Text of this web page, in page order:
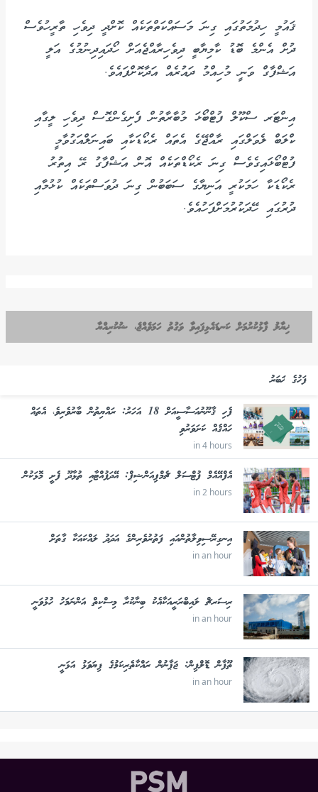
ޤައުމީ ހިދުމަތުގައި ގިނަ މަސައްކަތްތަކެއް ކޮށްދީ ދިވެހި ތާރީހުވެސް
ދުށް އެންމެ ބޮޑު ކާމިޔާބީ ދިވެހިރާއްޖެއަށް ހޯދައިދިނުމުގެ އަލީ
އަޝްފާގް ވަނީ މުހިއްމު ދައުރެއް އަދާކޮށްފައެވެ.
އިންޓަރ ސްކޫލް ފުޓްބޯޅަ މުބާރާތުން ފެށިގެންގޮސް ދިވެހި ލީގާއި
ކްލަބް ލެވަލްގައި ރާއްޖޭގެ އެތައް ރެކޯޑަކާއި ބައިނަލްއަގުވާމީ
ފުޓްބޯޅައިގެވެސް ގިނަ ރެކޯޑްތަކެއް އޮން އަޝްފާގު ރޭ އިތުރު
ރެކޯޑަކާ ހަމަކުރީ އަނިޔާގެ ސަބަބުން ގިނަ ދުވަސްތަކެއް ކުޅުމާއި
ދުރުގައި ހޭދަކުރުމަށްފަހުއެވެ.
ޚިޔާލު ފާޅުކުރުމަށް ކަނޑައެޅިފައިވާ ވަގުތު ހަމަވެއްޖެ، ޝުކުރިއްޔާ
ފަހުގެ ޚަބަރު
ފެހި ޤާނޫނުއަސާސީއަށް 18 އަހަރު: ރައްޔިތުން ބާރުވެރިވެ، އެތައް
ހައްޤެއް ކަށަވަރުވި
in 4 hours
އެފްއޭއެމް ފުޓްސަލް ޗެމްޕިއަންޝިޕް: އޭދަފުއްޓާއި ތުޅާދޫ ފެށީ މޮޅަކުން
in 2 hours
އިނގިރޭސިވިލާތުންއައި ފަތުރުވެރިންގެ އަދަދު ލައްކައަކާ ގާތަށް
in an hour
ރިސަރޗް ލައިބްރަރީއަކާއެކު ބިނާކުރާ މިސްކިތް އަންނަމަހު ހުޅުވަނީ
in an hour
ތޫފާން ޑޮލްފިން: ޖަޕާނުން ރައްކާތެރިކަމުގެ ފިޔަވަޅު އަޅަނީ
in an hour